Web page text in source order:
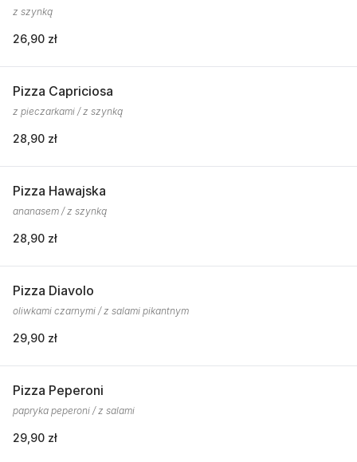
z szynką
26,90 zł
Pizza Capriciosa
z pieczarkami / z szynką
28,90 zł
Pizza Hawajska
ananasem / z szynką
28,90 zł
Pizza Diavolo
oliwkami czarnymi / z salami pikantnym
29,90 zł
Pizza Peperoni
papryka peperoni / z salami
29,90 zł